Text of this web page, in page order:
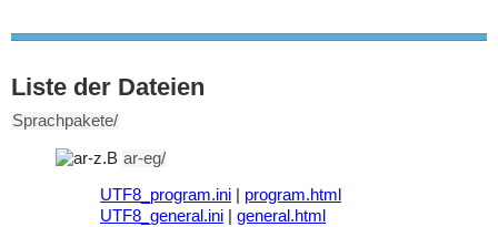
Liste der Dateien
Sprachpakete/
ar-eg/
UTF8_program.ini
program.html
UTF8_general.ini
general.html